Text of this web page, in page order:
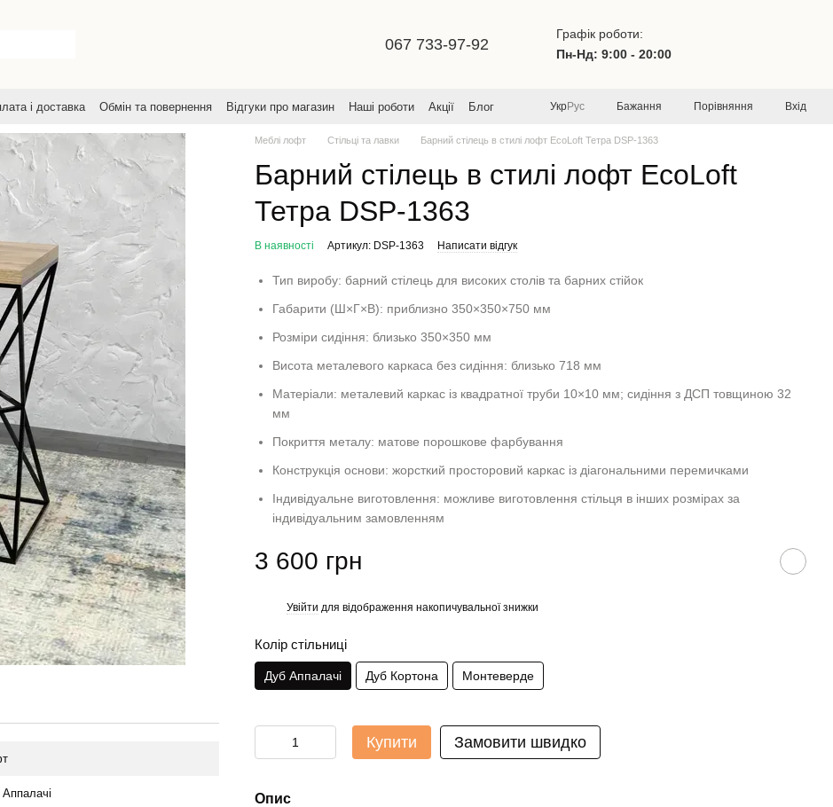
067 733-97-92
Графік роботи:
Пн-Нд: 9:00 - 20:00
і доставка Обмін та повернення Відгуки про магазин Наші роботи Акції
Блог
УкрРус Бажання Порівняння Вхід
Меблі лофт Стільці та лавки Барний стілець в стилі лофт EcoLoft Тетра DSP-1363
Барний стілець в стилі лофт EcoLoft
Тетра DSP-1363
В наявності Артикул: DSP-1363 Написати відгук
Тип виробу: барний стілець для високих столів та барних стійок
Габарити (Ш×Г×В): приблизно 350×350×750 мм
Розміри сидіння: близько 350×350 мм
Висота металевого каркаса без сидіння: близько 718 мм
Матеріали: металевий каркас із квадратної труби 10×10 мм; сидіння з ДСП товщиною 32
мм
Покриття металу: матове порошкове фарбування
Конструкція основи: жорсткий просторовий каркас із діагональними перемичками
Індивідуальне виготовлення: можливе виготовлення стільця в інших розмірах за
індивідуальним замовленням
3 600 грн
Увійти для відображення накопичувальної знижки
Колір стільниці
Дуб Аппалачі Дуб Кортона Монтеверде
Купити Замовити швидко
Опис